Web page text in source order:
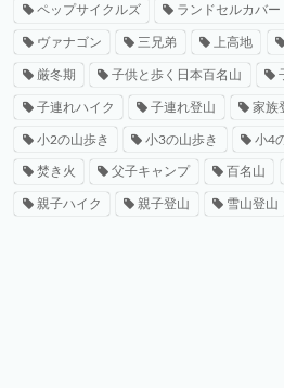
ペップサイクルズ ランドセルカバー
ヴァナゴン 三兄弟 上高地
厳冬期 子供と歩く日本百名山
子連れハイク 子連れ登山 家族
小2の山歩き 小3の山歩き 小4
焚き火 父子キャンプ 百名山
親子ハイク 親子登山 雪山登山